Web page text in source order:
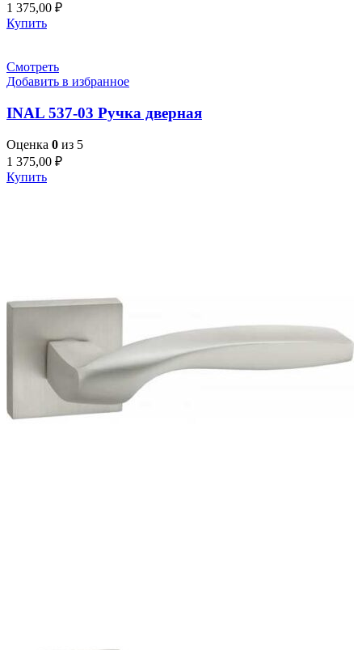
1 375,00 ₽
Купить
Смотреть
Добавить в избранное
INAL 537-03 Pучка дверная
Оценка 0 из 5
1 375,00 ₽
Купить